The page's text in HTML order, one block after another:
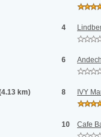
4
6
km) 8 IVY
10 Cafe